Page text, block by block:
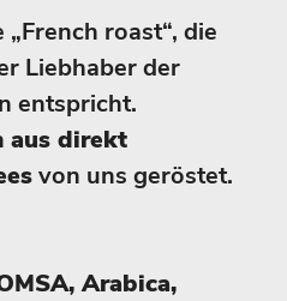
roast“, die
Liebhaber der
entspricht.
aus direkt
von uns geröstet.
Arabica,